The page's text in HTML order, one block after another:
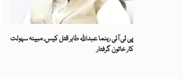
پی ٹی آئی رہنما عبداللہ طاہر قتل کیس، مبینہ سہولت
کار خاتون گرفتار